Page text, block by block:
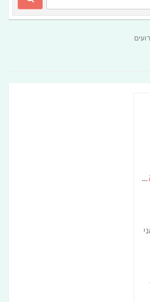
חדוה ארג’ואן קוסמטיקה הוליסטית
ניקוי עמוק, שחורים ושומנים 2.